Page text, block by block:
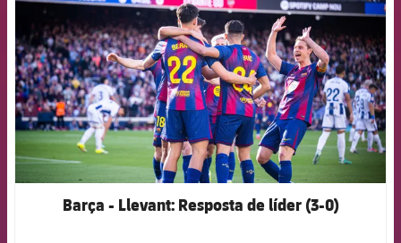
Barça - Llevant: Resposta de líder (3-0)